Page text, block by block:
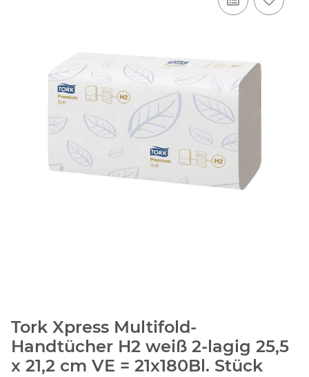
Tork Xpress Multifold-
Handtücher H2 weiß 2-lagig 25,5
x 21,2 cm VE = 21x180Bl. Stück